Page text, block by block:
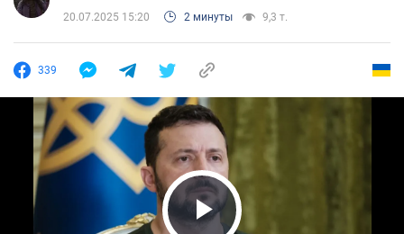
20.07.2025 15:20 2 минуты 9,3 т.
339